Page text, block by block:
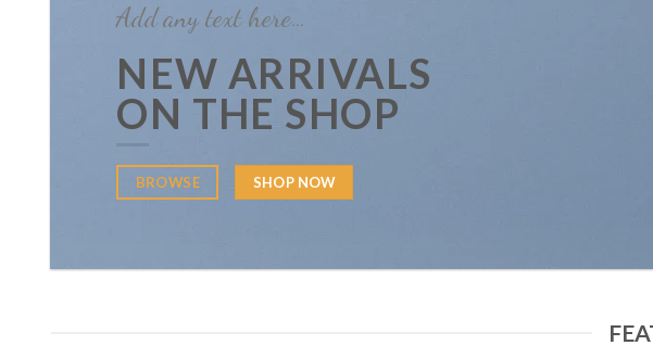
Add any text here…
NEW ARRIVALS
ON THE SHOP
BROWSE SHOP NOW